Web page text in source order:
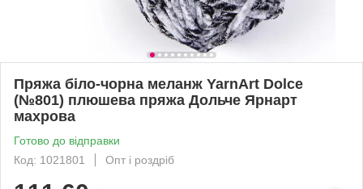
Пряжа біло-чорна меланж YarnArt Dolce
(№801) плюшева пряжа Дольче Ярнарт
махрова
Готово до відправки
Код: 1021801
Опт і роздріб